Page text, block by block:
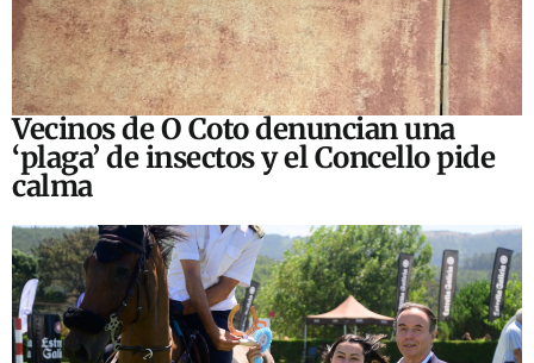
Vecinos de O Coto denuncian una
‘plaga’ de insectos y el Concello pide
calma